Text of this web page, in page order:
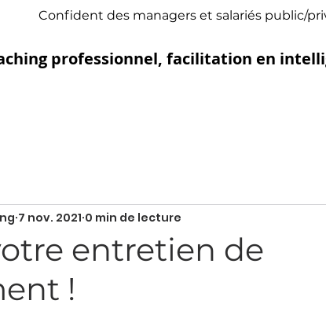
Confident des managers et salariés public/
professionnel, facilitation en
entretien de
!
7 nov. 2021 0 min de lecture